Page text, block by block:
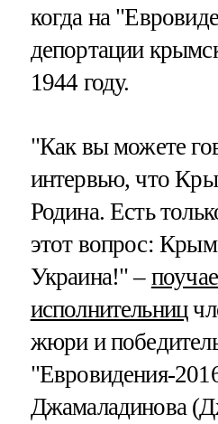
когда на
депортации
1944 году.
"Как вы можете
интервью, что
Родина. Есть
этот вопрос:
Украина!" –
исполнительниц
жюри и
"Евровидения-
Джамаладинова